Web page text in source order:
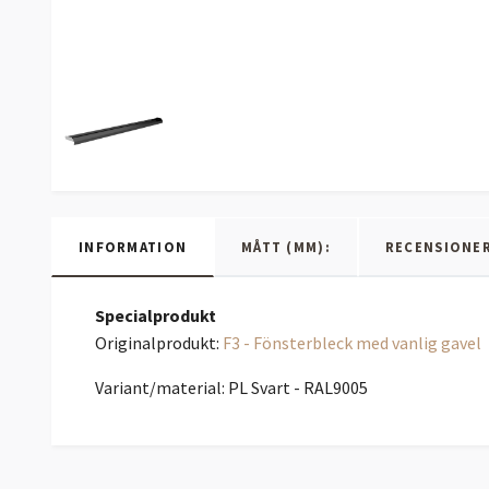
INFORMATION MÅTT (MM):
Specialprodukt
Originalprodukt: F3 - Fönsterbleck med vanlig gavel
Variant/material: PL Svart - RAL9005